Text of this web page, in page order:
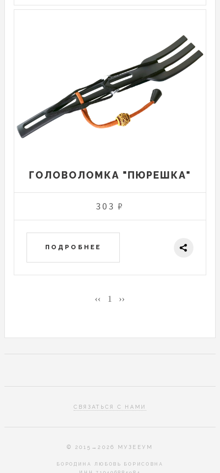
ГОЛОВОЛОМКА "ПЮРЕШКА"
303 ₽
ПОДРОБНЕЕ
‹‹ 1 ››
СВЯЗАТЬСЯ С НАМИ
© 2015→2026 МУЗЕЕУМ
БОРОДИНА ЛЮБОВЬ БОРИСОВНА